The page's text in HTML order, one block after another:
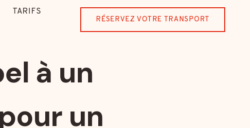
TARIFS
RÉSERVEZ VOTRE TRANSPORT
à un
un